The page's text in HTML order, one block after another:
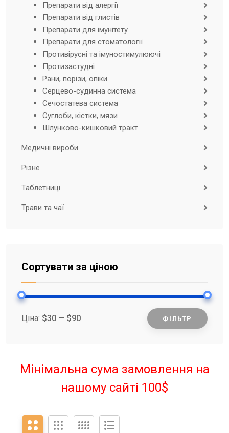
Препарати від алергії
Препарати від глистів
Препарати для імунітету
Препарати для стоматології
Противірусні та імуностимулюючі
Протизастудні
Рани, порізи, опіки
Серцево-судинна система
Сечостатева система
Суглоби, кістки, мязи
Шлунково-кишковий тракт
Медичні вироби
Різне
Таблетниці
Трави та чаї
Сортувати за ціною
ФІЛЬТР
Ціна: $30 — $90
Мінімальна сума замовлення на
нашому сайті 100$